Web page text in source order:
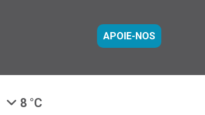
APOIE-NOS
8 °C